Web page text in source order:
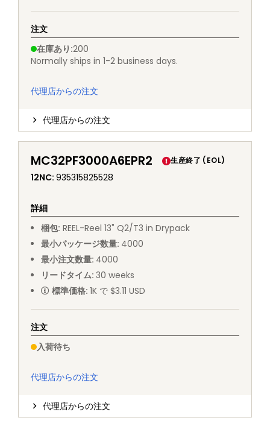
注文
在庫あり :200
Normally ships in 1-2 business days.
代理店からの注文
代理店からの注文
MC32PF3000A6EPR2 生産終了 (EOL)
12NC: 935315825528
詳細
梱包: REEL-Reel 13" Q2/T3 in Drypack
最小パッケージ数量: 4000
最小注文数量: 4000
リードタイム: 30 weeks
標準価格: 1K で $3.11 USD
注文
入荷待ち
代理店からの注文
代理店からの注文